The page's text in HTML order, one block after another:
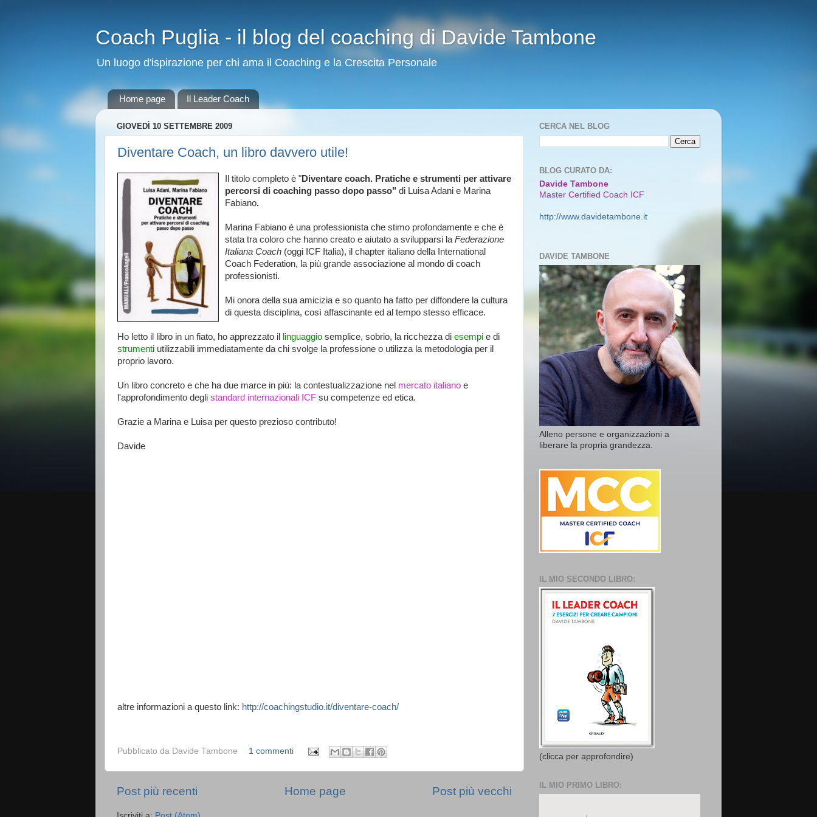
Coach Puglia - il blog del coaching di Davide Tambone
Un luogo d'ispirazione per chi ama il Coaching e la Crescita Personale
Home page Il Leader Coach
GIOVEDÌ 10 SETTEMBRE 2009
Diventare Coach, un libro davvero utile!
Il titolo completo è "Diventare coach. Pratiche e strumenti per attivare
percorsi di coaching passo dopo passo" di Luisa Adani e Marina
Fabiano.
Marina Fabiano è una professionista che stimo profondamente e che è
stata tra coloro che hanno creato e aiutato a svilupparsi la Federazione
Italiana Coach (oggi ICF Italia), il chapter italiano della International
Coach Federation, la più grande associazione al mondo di coach
professionisti.
Mi onora della sua amicizia e so quanto ha fatto per diffondere la cultura
di questa disciplina, così affascinante ed al tempo stesso efficace.
Ho letto il libro in un fiato, ho apprezzato il linguaggio semplice, sobrio, la ricchezza di esempi e di
strumenti utilizzabili immediatamente da chi svolge la professione o utilizza la metodologia per il
proprio lavoro.
Un libro concreto e che ha due marce in più: la contestualizzazione nel mercato italiano e
l'approfondimento degli standard internazionali ICF su competenze ed etica.
Grazie a Marina e Luisa per questo prezioso contributo!
Davide
altre informazioni a questo link: http://coachingstudio.it/diventare-coach/
Pubblicato da Davide Tambone 1 commenti
Post più recenti Post più vecchi
Home page
CERCA NEL BLOG
BLOG CURATO DA:
Davide Tambone
Master Certified Coach ICF
http://www.davidetambone.it
DAVIDE TAMBONE
Alleno persone e organizzazioni a
liberare la propria grandezza.
IL MIO SECONDO LIBRO:
(clicca per approfondire)
IL MIO PRIMO LIBRO: